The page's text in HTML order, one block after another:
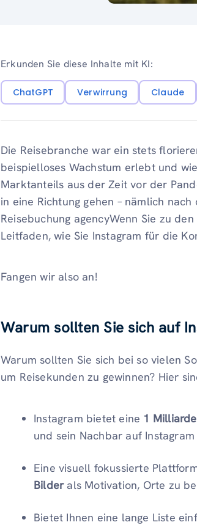
Erkunden Sie diese Inhalte mit KI:
ChatGPT Verwirrung Claude
Die Reisebranche war ein stets
beispielloses Wachstum erlebt und
Marktanteils aus der Zeit vor der
in eine Richtung gehen – nämlich
Reisebuchung agencyWenn Sie zu
Leitfaden, wie Sie Instagram für die
Fangen wir also an!
Warum sollten Sie sich auf
Warum sollten Sie sich bei so vielen
um Reisekunden zu gewinnen? Hier
Instagram bietet eine 1
und sein Nachbar auf
Eine visuell fokussierte
Bilderals Motivation, Orte zu
Bietet Ihnen eine lange Liste